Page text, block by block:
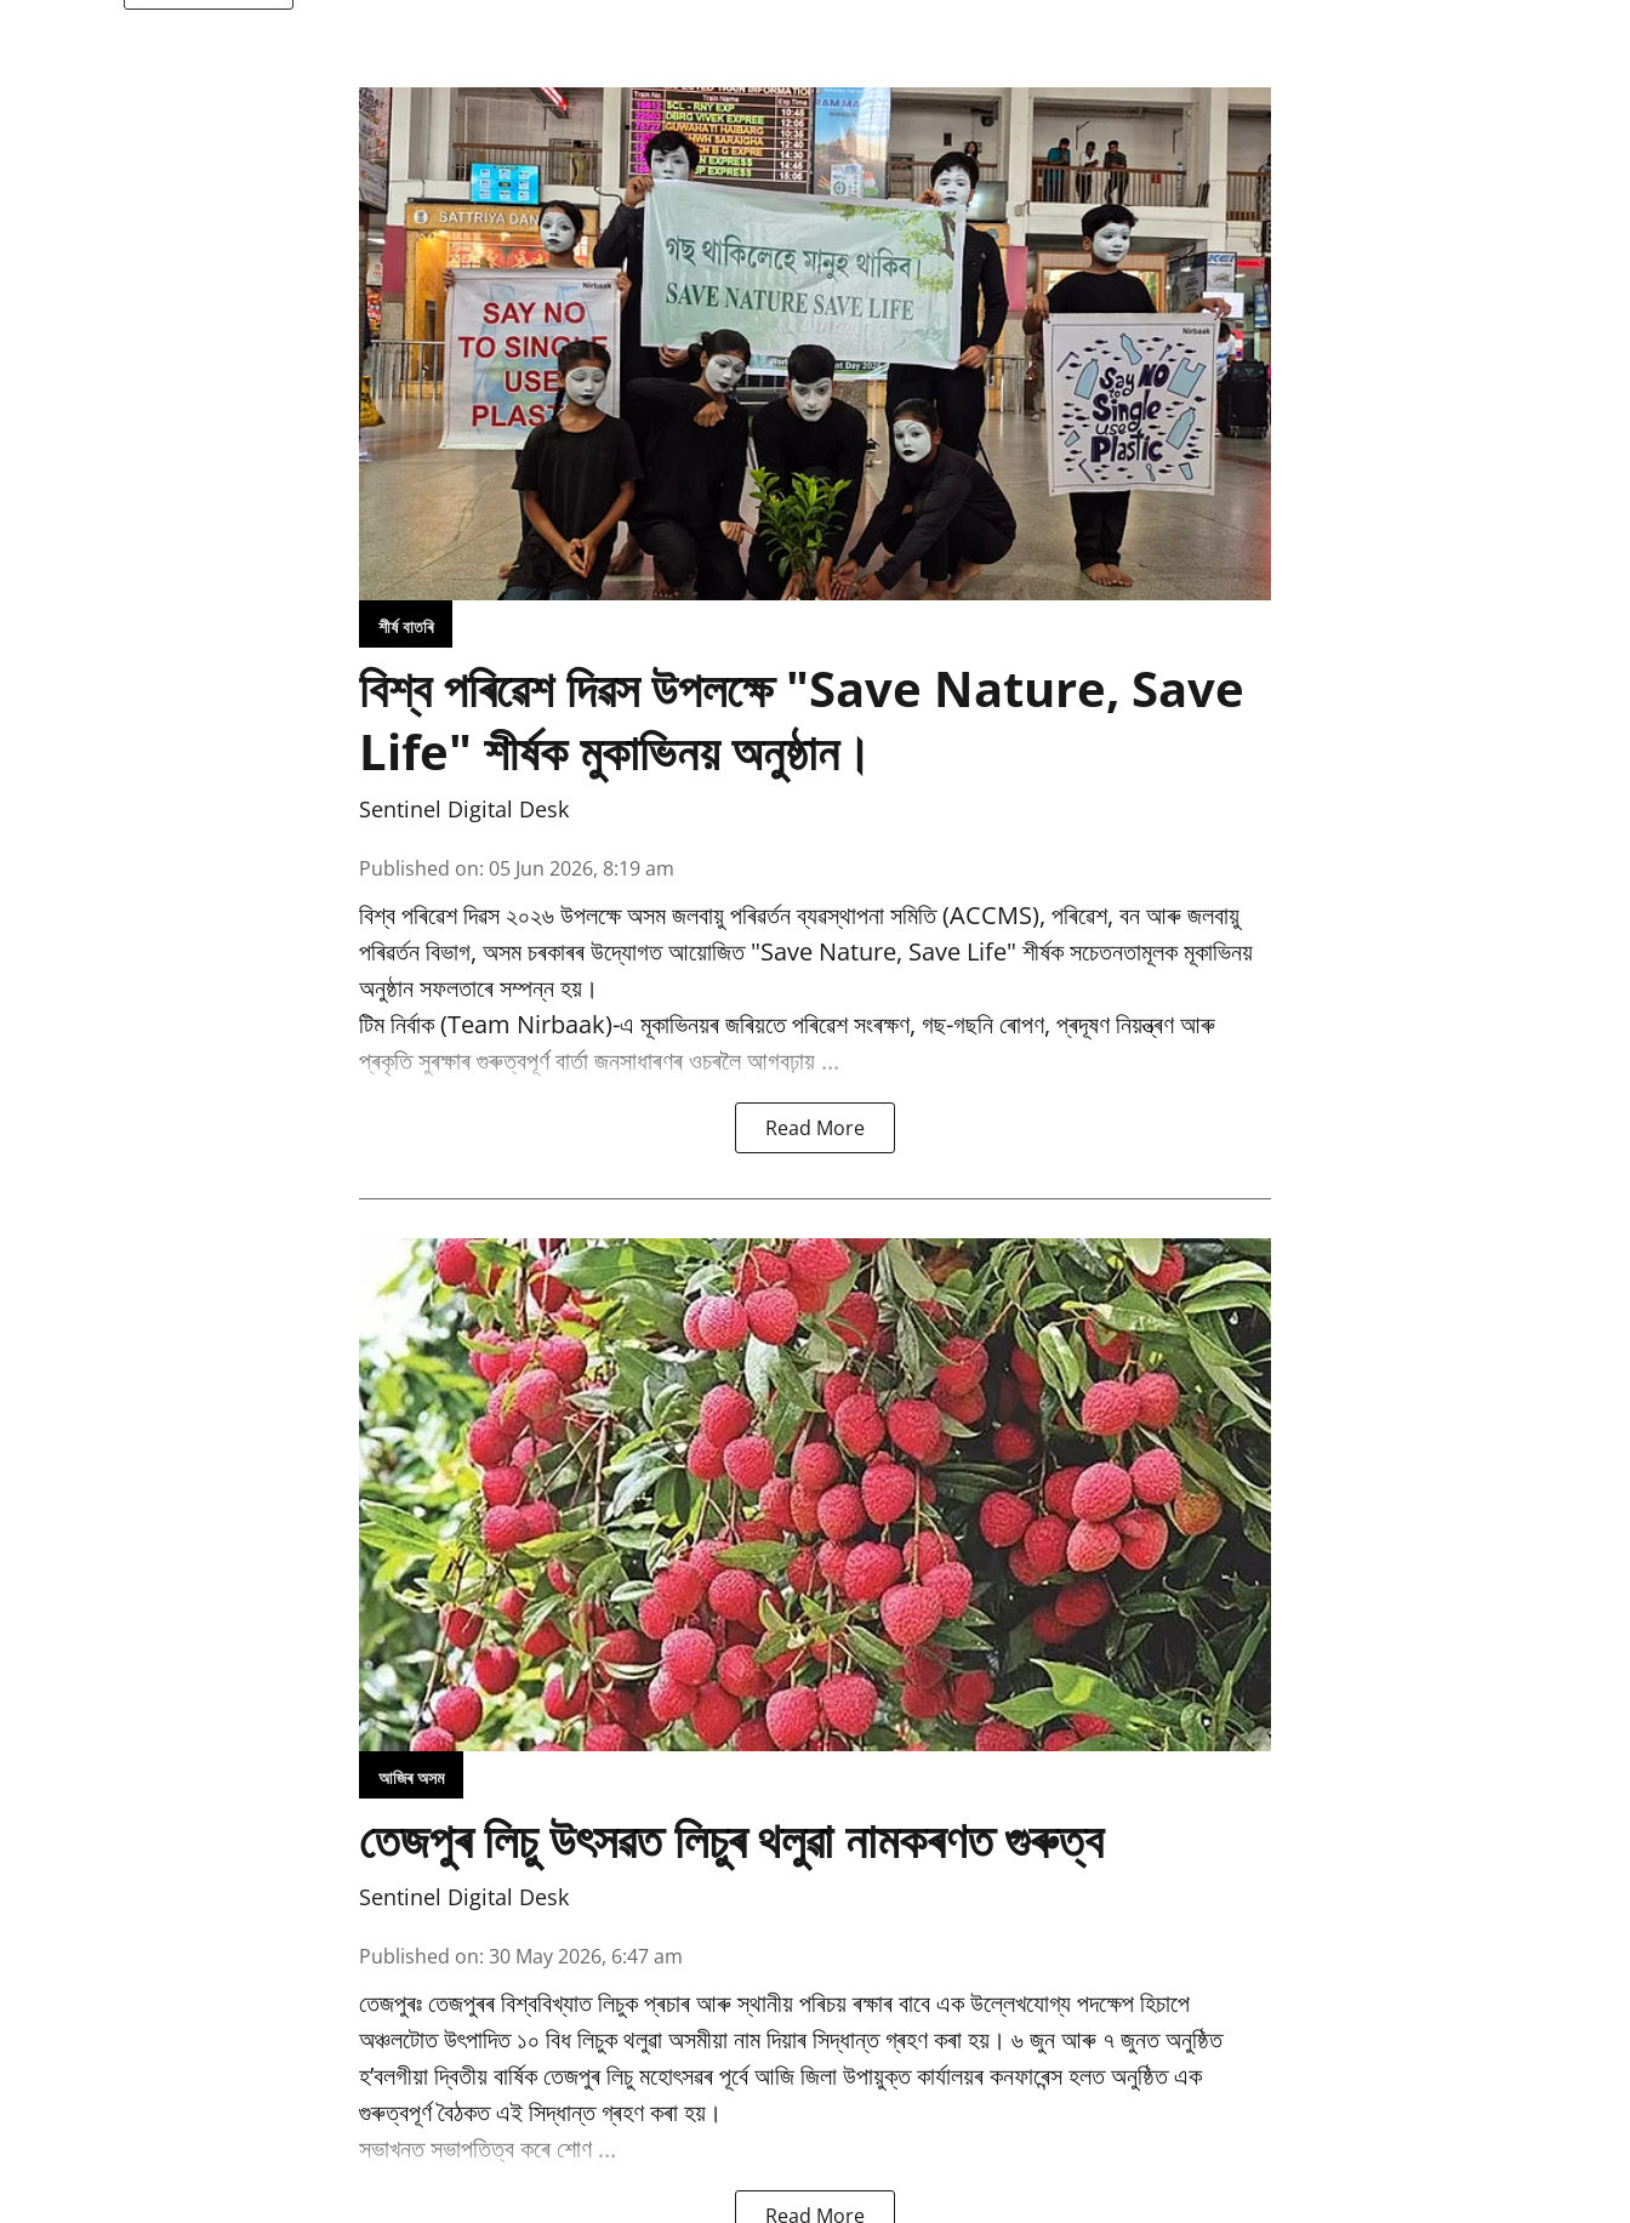
শীৰ্ষ বাতৰি
বিশ্ব পৰিৱেশ দিৱস উপলক্ষে "Save Nature, Save
Life" শীৰ্ষক মুকাভিনয় অনুষ্ঠান।
Sentinel Digital Desk
Published on: 05 Jun 2026, 8:19 am
বিশ্ব পৰিৱেশ দিৱস ২০২৬ উপলক্ষে অসম জলবায়ু পৰিৱর্তন ব্যৱস্থাপনা সমিতি (ACCMS), পৰিৱেশ, বন আৰু জলবায়ু
পৰিৱর্তন বিভাগ, অসম চৰকাৰৰ উদ্যোগত আয়োজিত "Save Nature, Save Life" শীৰ্ষক সচেতনতামূলক মূকাভিনয়
অনুষ্ঠান সফলতাৰে সম্পন্ন হয়।
টিম নিৰ্বাক (Team Nirbaak)-এ মূকাভিনয়ৰ জৰিয়তে পৰিৱেশ সংৰক্ষণ, গছ-গছনি ৰোপণ, প্ৰদূষণ নিয়ন্ত্ৰণ আৰু
প্ৰকৃতি সুৰক্ষাৰ গুৰুত্বপূৰ্ণ বাৰ্তা জনসাধাৰণৰ ওচৰলৈ আগবঢ়ায় ...
Read More
আজিৰ অসম
তেজপুৰ লিচু উৎসৱত লিচুৰ থলুৱা নামকৰণত গুৰুত্ব
Sentinel Digital Desk
Published on: 30 May 2026, 6:47 am
তেজপুৰঃ তেজপুৰৰ বিশ্ববিখ্যাত লিচুক প্ৰচাৰ আৰু স্থানীয় পৰিচয় ৰক্ষাৰ বাবে এক উল্লেখযোগ্য পদক্ষেপ হিচাপে
অঞ্চলটোত উৎপাদিত ১০ বিধ লিচুক থলুৱা অসমীয়া নাম দিয়াৰ সিদ্ধান্ত গ্ৰহণ কৰা হয়। ৬ জুন আৰু ৭ জুনত অনুষ্ঠিত
হ’বলগীয়া দ্বিতীয় বাৰ্ষিক তেজপুৰ লিচু মহোৎসৱৰ পূৰ্বে আজি জিলা উপায়ুক্ত কাৰ্যালয়ৰ কনফাৰেন্স হলত অনুষ্ঠিত এক
গুৰুত্বপূৰ্ণ বৈঠকত এই সিদ্ধান্ত গ্ৰহণ কৰা হয়।
সভাখনত সভাপতিত্ব কৰে শোণ ...
Read More